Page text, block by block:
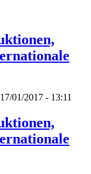
01/2017 - 13:11